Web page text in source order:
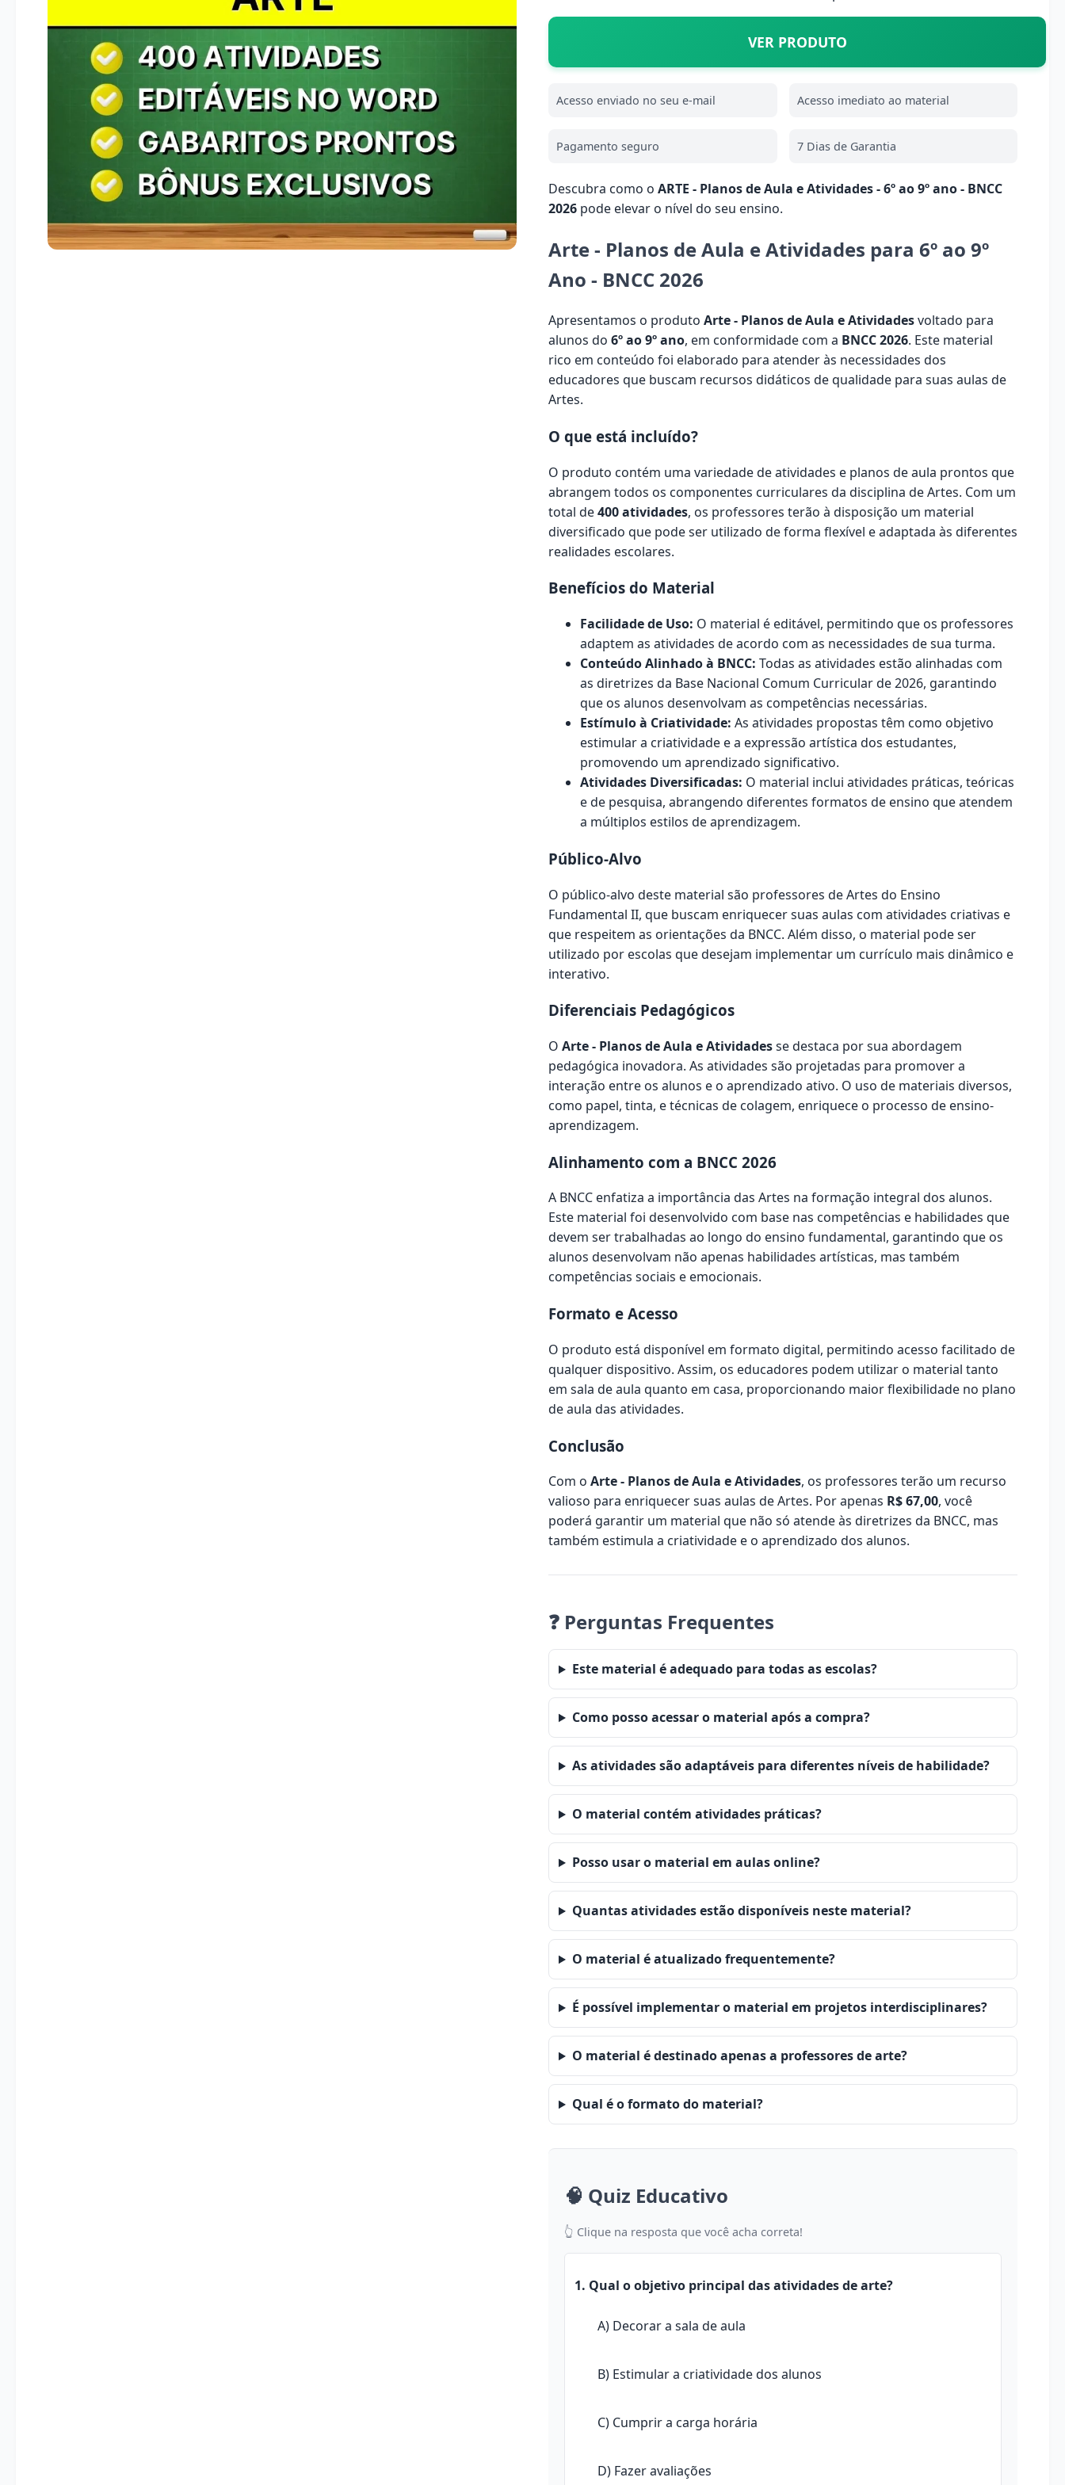
VER PRODUTO
Acesso enviado no seu e-mail Acesso imediato ao material
Pagamento seguro 7 Dias de Garantia
Descubra como o ARTE - Planos de Aula e Atividades - 6º ao 9º ano - BNCC
2026 pode elevar o nível do seu ensino.
Arte - Planos de Aula e Atividades para 6º ao 9º
Ano - BNCC 2026
Apresentamos o produto Arte - Planos de Aula e Atividadesvoltado para
alunos do 6º ao 9º ano, em conformidade com a BNCC 2026. Este material
rico em conteúdo foi elaborado para atender às necessidades dos
educadores que buscam recursos didáticos de qualidade para suas aulas de
Artes.
O que está incluído?
O produto contém uma variedade de atividades e planos de aula prontos que
abrangem todos os componentes curriculares da disciplina de Artes. Com um
total de400 atividades, os professores terão à disposição um material
diversificado que pode ser utilizado de forma flexível e adaptada às diferentes
realidades escolares.
Benefícios do Material
Facilidade de Uso: O material é editável, permitindo que os professores
adaptem as atividades de acordo com as necessidades de sua turma.
Conteúdo Alinhado à BNCC: Todas as atividades estão alinhadas com
as diretrizes da Base Nacional Comum Curricular de 2026, garantindo
que os alunos desenvolvam as competências necessárias.
Estímulo à Criatividade: As atividades propostas têm como objetivo
estimular a criatividade e a expressão artística dos estudantes,
promovendo um aprendizado significativo.
Atividades Diversificadas: O material inclui atividades práticas, teóricas
e de pesquisa, abrangendo diferentes formatos de ensino que atendem
a múltiplos estilos de aprendizagem.
Público-Alvo
O público-alvo deste material são professores de Artes do Ensino
Fundamental II, que buscam enriquecer suas aulas com atividades criativas e
que respeitem as orientações da BNCC. Além disso, o material pode ser
utilizado por escolas que desejam implementar um currículo mais dinâmico e
interativo.
Diferenciais Pedagógicos
O Arte - Planos de Aula e Atividadesse destaca por sua abordagem
pedagógica inovadora. As atividades são projetadas para promover a
interação entre os alunos e o aprendizado ativo. O uso de materiais diversos,
como papel, tinta, e técnicas de colagem, enriquece o processo de ensino-
aprendizagem.
Alinhamento com a BNCC 2026
A BNCC enfatiza a importância das Artes na formação integral dos alunos.
Este material foi desenvolvido com base nas competências e habilidades que
devem ser trabalhadas ao longo do ensino fundamental, garantindo que os
alunos desenvolvam não apenas habilidades artísticas, mas também
competências sociais e emocionais.
Formato e Acesso
O produto está disponível em formato digital, permitindo acesso facilitado de
qualquer dispositivo. Assim, os educadores podem utilizar o material tanto
em sala de aula quanto em casa, proporcionando maior flexibilidade no plano
de aula das atividades.
Conclusão
Com o Arte - Planos de Aula e Atividades, os professores terão um recurso
valioso para enriquecer suas aulas de Artes. Por apenas R$ 67,00, você
poderá garantir um material que não só atende às diretrizes da BNCC, mas
também estimula a criatividade e o aprendizado dos alunos.
❓ Perguntas Frequentes
Este material é adequado para todas as escolas?
Como posso acessar o material após a compra?
As atividades são adaptáveis para diferentes níveis de habilidade?
O material contém atividades práticas?
Posso usar o material em aulas online?
Quantas atividades estão disponíveis neste material?
O material é atualizado frequentemente?
É possível implementar o material em projetos interdisciplinares?
O material é destinado apenas a professores de arte?
Qual é o formato do material?
🧠 Quiz Educativo
👆 Clique na resposta que você acha correta!
1. Qual o objetivo principal das atividades de arte?
A) Decorar a sala de aula
B) Estimular a criatividade dos alunos
C) Cumprir a carga horária
D) Fazer avaliações